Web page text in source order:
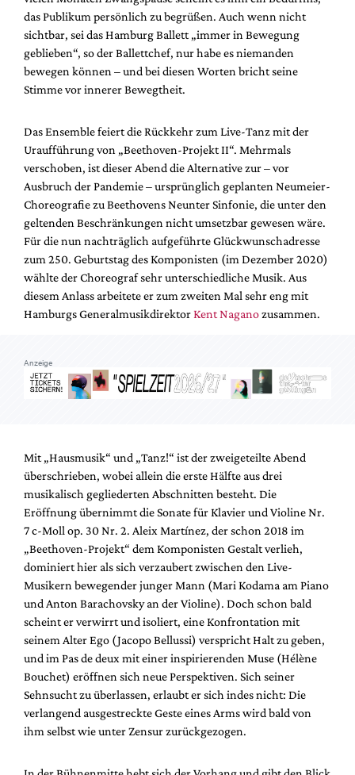
Newsletter
Redaktion
Autor:innen
Partner
Suche
das Publikum persönlich zu begrüßen. Auch wenn nicht
sichtbar, sei das Hamburg Ballett „immer in Bewegung
geblieben“, so der Ballettchef, nur habe es niemanden
bewegen können – und bei diesen Worten bricht seine
Stimme vor innerer Bewegtheit.
Das Ensemble feiert die Rückkehr zum Live-Tanz mit der
Uraufführung von „Beethoven-Projekt II“. Mehrmals
verschoben, ist dieser Abend die Alternative zur – vor
Ausbruch der Pandemie – ursprünglich geplanten Neumeier-
Choreografie zu Beethovens Neunter Sinfonie, die unter den
geltenden Beschränkungen nicht umsetzbar gewesen wäre.
Für die nun nachträglich aufgeführte Glückwunschadresse
zum 250. Geburtstag des Komponisten (im Dezember 2020)
wählte der Choreograf sehr unterschiedliche Musik. Aus
diesem Anlass arbeitete er zum zweiten Mal sehr eng mit
Hamburgs GeneralmusikdirektorKent Naganozusammen.
Anzeige
Mit „Hausmusik“ und „Tanz!“ ist der zweigeteilte Abend
überschrieben, wobei allein die erste Hälfte aus drei
musikalisch gegliederten Abschnitten besteht. Die
Eröffnung übernimmt die Sonate für Klavier und Violine Nr.
7 c-Moll op. 30 Nr. 2. Aleix Martínez, der schon 2018 im
„Beethoven-Projekt“ dem Komponisten Gestalt verlieh,
dominiert hier als sich verzaubert zwischen den Live-
Musikern bewegender junger Mann (Mari Kodama am Piano
und Anton Barachovsky an der Violine). Doch schon bald
scheint er verwirrt und isoliert, eine Konfrontation mit
seinem Alter Ego (Jacopo Bellussi) verspricht Halt zu geben,
und im Pas de deux mit einer inspirierenden Muse (Hélène
Bouchet) eröffnen sich neue Perspektiven. Sich seiner
Sehnsucht zu überlassen, erlaubt er sich indes nicht: Die
verlangend ausgestreckte Geste eines Arms wird bald von
ihm selbst wie unter Zensur zurückgezogen.